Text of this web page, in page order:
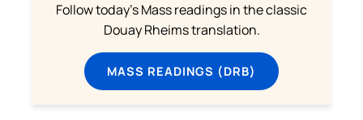
Follow today's Mass readings in the classic
Douay Rheims translation.
MASS READINGS (DRB)